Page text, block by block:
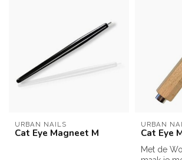
URBAN NAILS
Cat Eye Magneet M
URBAN
Cat Eye
Met de